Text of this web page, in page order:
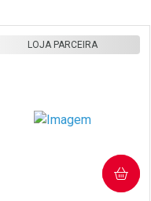
LOJA PARCEIRA
COMPRAR